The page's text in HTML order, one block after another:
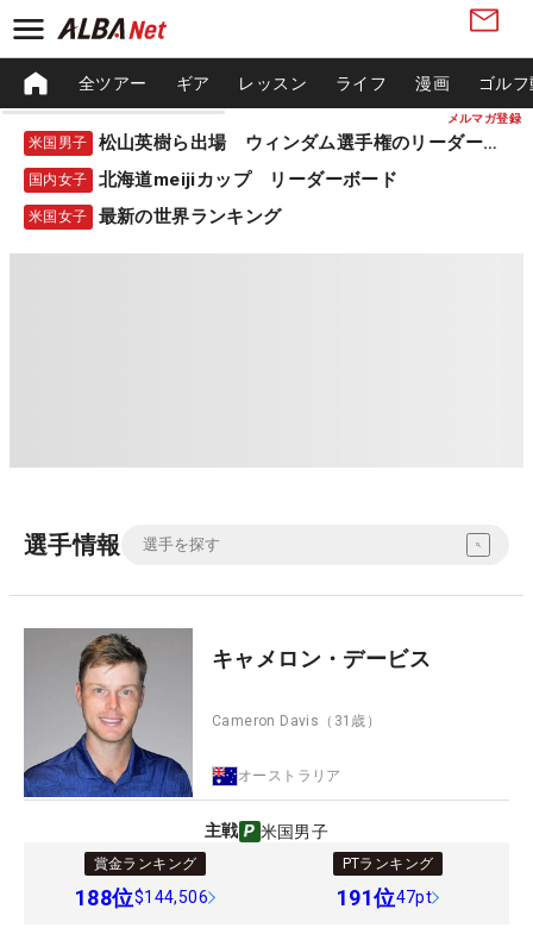
メルマガ登録
全ツアー ギア レッスン ライフ 漫画 ゴル
米国男子 松山英樹ら出場 ウィンダム選手権のリーダーボード
国内女子 北海道meijiカップ リーダーボード
米国女子 最新の世界ランキング
選手情報
キャメロン・デービス
Cameron Davis （31歳）
オーストラリア
主戦 米国男子
賞金ランキング
188位$144,506
PTランキング
191位47pt